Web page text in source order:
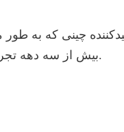
است، Center Enamel بیش از سه دهه تجربه در بهینه‌سازی این فناوری دارد.